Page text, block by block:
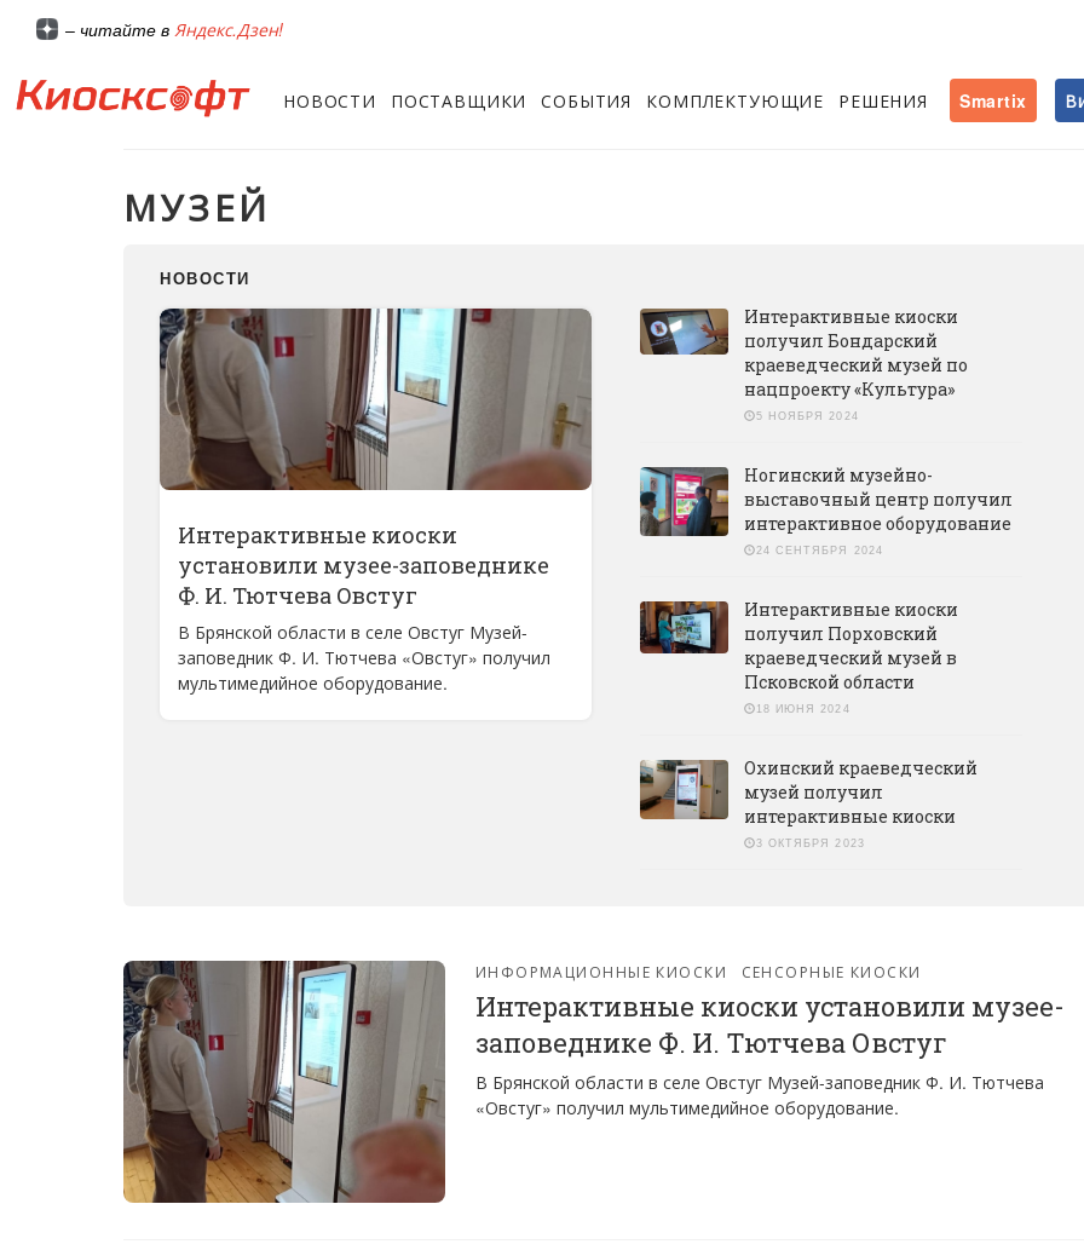
– читайте в Яндекс.Дзен!
НОВОСТИ ПОСТАВЩИКИ СОБЫТИЯ КОМПЛЕКТУЮЩИЕ РЕШЕНИЯ Smartix
МУЗЕЙ
НОВОСТИ
Интерактивные киоски
установили музее-заповеднике
Ф. И. Тютчева Овстуг
В Брянской области в селе Овстуг Музей-
заповедник Ф. И. Тютчева «Овстуг» получил
мультимедийное оборудование.
Интерактивные киоски
получил Бондарский
краеведческий музей по
нацпроекту «Культура»
5 НОЯБРЯ 2024
Ногинский музейно-
выставочный центр получил
интерактивное оборудование
24 СЕНТЯБРЯ 2024
Интерактивные киоски
получил Порховский
краеведческий музей в
Псковской области
18 ИЮНЯ 2024
Охинский краеведческий
музей получил
интерактивные киоски
3 ОКТЯБРЯ 2023
ИНФОРМАЦИОННЫЕ КИОСКИ СЕНСОРНЫЕ КИОСКИ
Интерактивные киоски установили музее-
заповеднике Ф. И. Тютчева Овстуг
В Брянской области в селе Овстуг Музей-заповедник Ф. И. Тютчева
«Овстуг» получил мультимедийное оборудование.